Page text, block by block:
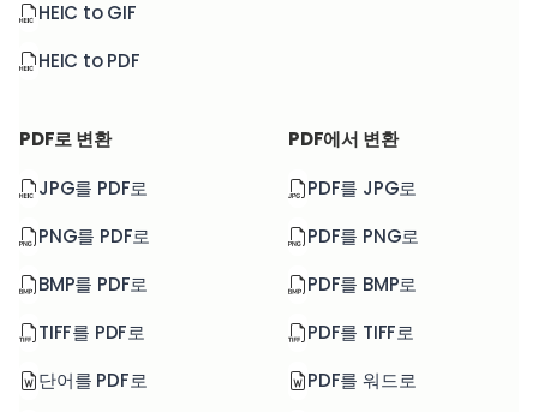
HEIC to GIF
HEIC to PDF
PDF로 변환
JPG를 PDF로
PNG를 PDF로
BMP를 PDF로
TIFF를 PDF로
단어를 PDF로
PDF에서 변환
PDF를 JPG로
PDF를 PNG로
PDF를 BMP로
PDF를 TIFF로
PDF를 워드로